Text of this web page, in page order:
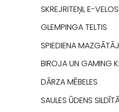
SKREJRITEŅI, E-
GLEMPINGA TELTIS
SPIEDIENA
BIROJA UN GAMING
DĀRZA MĒBELES
SAULES ŪDENS